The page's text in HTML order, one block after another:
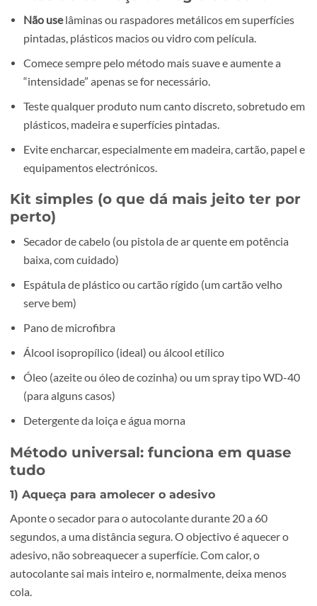
Antes de começar: a regra de ouro
Não uselâminas ou raspadores metálicos em
pintadas, plásticos macios ou vidro com película.
Comece sempre pelo método mais suave e aumente a
“intensidade” apenas se for necessário.
Teste qualquer produto num canto discreto,
plásticos, madeira e superfícies pintadas.
Evite encharcar, especialmente em madeira, cartão,
equipamentos electrónicos.
Kit simples (o que dá mais jeito ter
perto)
Secador de cabelo (ou pistola de ar quente em
baixa, com cuidado)
Espátula de plástico ou cartão rígido (um cartão velho
serve bem)
Pano de microfibra
Álcool isopropílico (ideal) ou álcool etílico
Óleo (azeite ou óleo de cozinha) ou um spray tipo
(para alguns casos)
Detergente da loiça e água morna
Método universal: funciona em